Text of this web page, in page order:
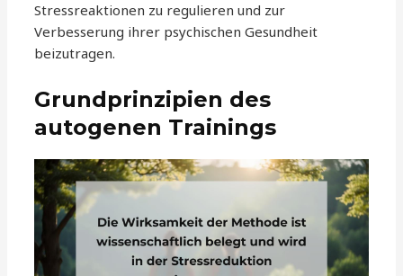
Stressreaktionen zu regulieren und zur
Verbesserung ihrer psychischen Gesundheit
beizutragen.
Grundprinzipien des
autogenen Trainings